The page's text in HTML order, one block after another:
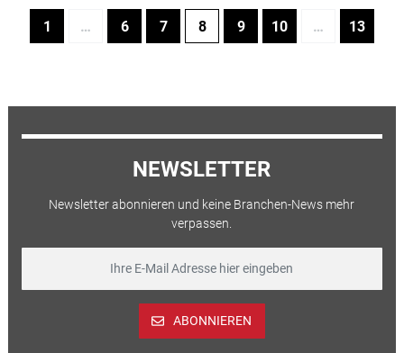
1 … 6 7 8 9 10 … 13
NEWSLETTER
Newsletter abonnieren und keine Branchen-News mehr
verpassen.
ABONNIEREN